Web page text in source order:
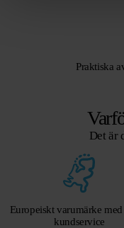
Praktiska
Det är
Europeiskt varumärke
kundservice